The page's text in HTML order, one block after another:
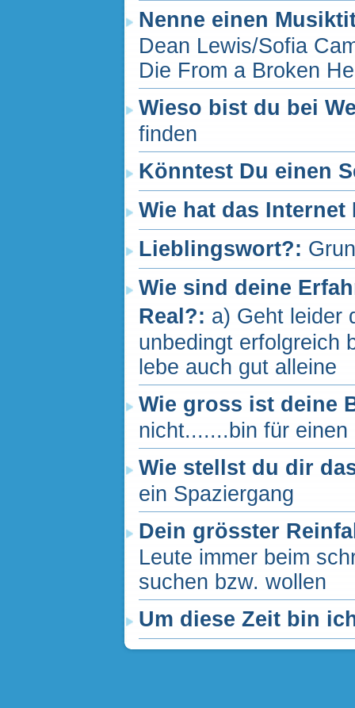
Nenne einen
Dean Lewis/Sofia
Die From a Broken
Wieso bist du bei
finden
Könntest Du einen
Wie hat das
Lieblingswort?:
Wie sind deine
Real?: a) Geht leider
unbedingt erfolgreich
lebe auch gut alleine
Wie gross ist deine
nicht.......bin für
Wie stellst du dir
ein Spaziergang
Dein grösster
Leute immer beim
suchen bzw. wollen
Um diese Zeit bin